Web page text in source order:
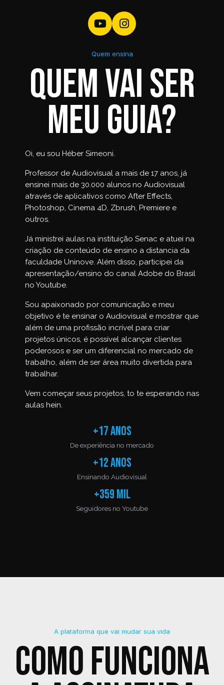
Quem ensina
Quem vai ser
meu guia?
Oi, eu sou Héber Simeoni.
Professor de Audiovisual a mais de 17 anos, já
ensinei mais de 30.000 alunos no Audiovisual
através de aplicativos como After Effects,
Photoshop, Cinema 4D, Zbrush, Premiere e
outros.
Já ministrei aulas na instituição Senac e atuei na
criação de conteúdo de ensino a distancia da
faculdade Uninove. Além disso, participei da
apresentação/ensino do canal Adobe do Brasil
no Youtube.
Sou apaixonado por comunicação e meu
objetivo é te ensinar o Audiovisual e mostrar que
além de uma profissão incrível para criar
projetos únicos, é possível alcançar clientes
poderosos e ser um diferencial no mercado de
trabalho, além de ser área muito divertida para
trabalhar.
Vem começar seus projetos, to te esperando nas
aulas hein.
+17 anos
De experiência no mercado
+12 anos
Ensinando Audiovisual
+359 mil
Seguidores no Youtube
A plataforma que vai mudar sua vida
Como funciona